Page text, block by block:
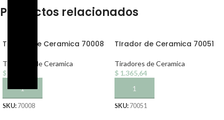
Productos relacionados
TIrador de Ceramica 70008
Tiradores de Ceramica
$
AÑADIR AL CARRITO
SKU: 70008
TIrador de Ceramica 70051
Tiradores de Ceramica
$ 1.365,64
AÑADIR AL CARRITO
SKU: 70051